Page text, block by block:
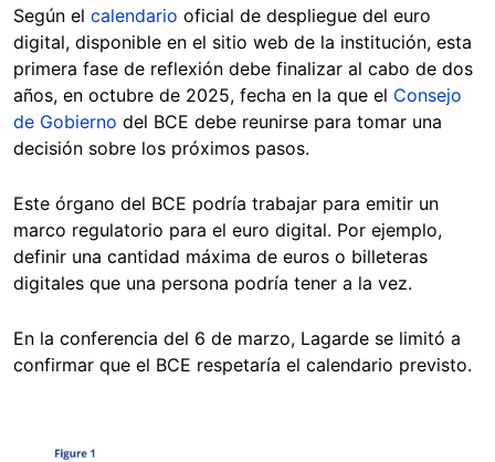
Según el calendario oficial de despliegue del euro
digital, disponible en el sitio web de la institución, esta
primera fase de reflexión debe finalizar al cabo de dos
años, en octubre de 2025, fecha en la que el Consejo
de Gobierno del BCE debe reunirse para tomar una
decisión sobre los próximos pasos.
Este órgano del BCE podría trabajar para emitir un
marco regulatorio para el euro digital. Por ejemplo,
definir una cantidad máxima de euros o billeteras
digitales que una persona podría tener a la vez.
En la conferencia del 6 de marzo, Lagarde se limitó a
confirmar que el BCE respetaría el calendario previsto.
Image